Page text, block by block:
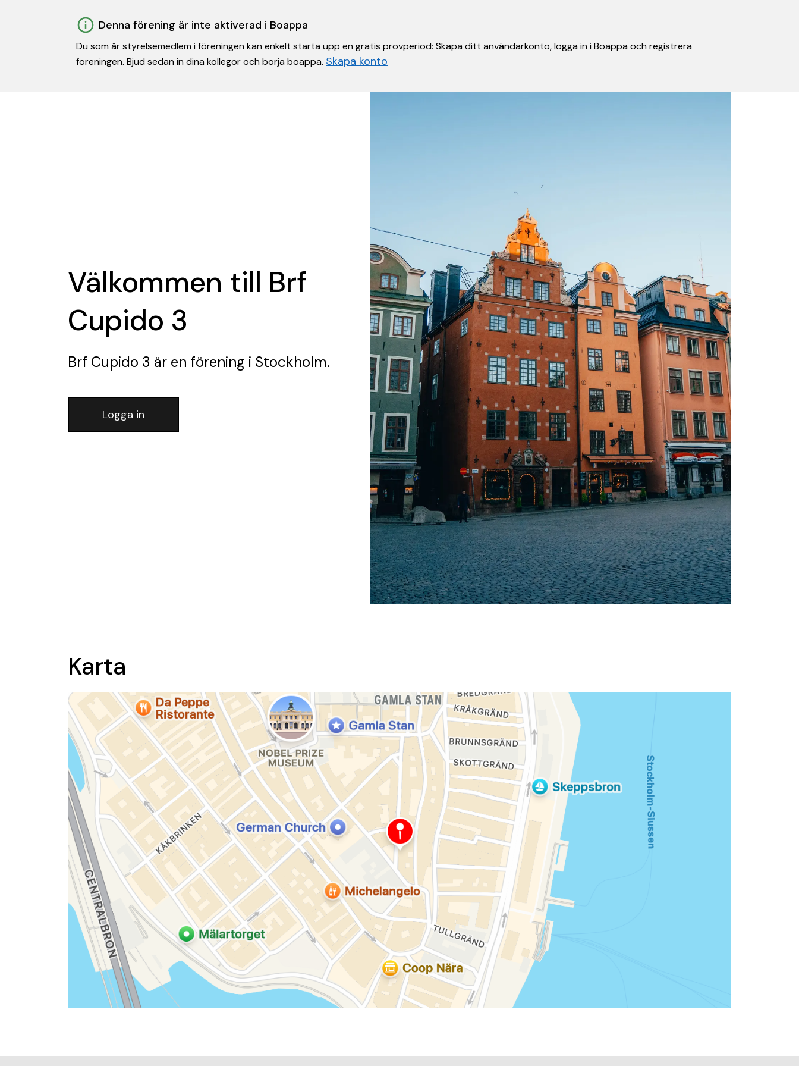
Denna förening är inte aktiverad i Boappa
Du som är styrelsemedlem i föreningen kan enkelt starta upp en gratis provperiod: Skapa ditt användarkonto, logga in i Boappa och registrera
föreningen. Bjud sedan in dina kollegor och börja boappa. Skapa konto
Välkommen till Brf
Cupido 3
Brf Cupido 3 är en förening i Stockholm.
Logga in
Karta